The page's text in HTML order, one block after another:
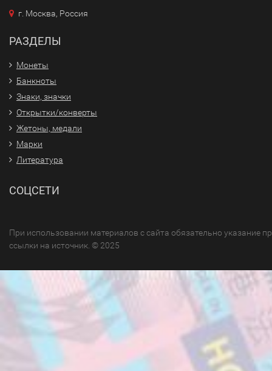
г. Москва, Россия
РАЗДЕЛЫ
Монеты
Банкноты
Знаки, значки
Открытки/конверты
Жетоны, медали
Марки
Литература
СОЦСЕТИ
При использовании материалов с сайта обязательно указание
ссылки на источник. © 2025